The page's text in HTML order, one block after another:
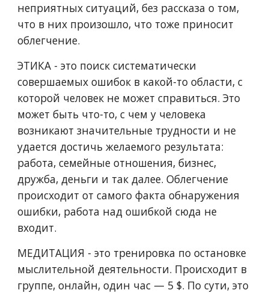
неприятных ситуаций, без рассказа о том,
что в них произошло, что тоже приносит
облегчение.
ЭТИКА - это поиск систематически
совершаемых ошибок в какой-то области, с
которой человек не может справиться. Это
может быть что-то, с чем у человека
возникают значительные трудности и не
удается достичь желаемого результата:
работа, семейные отношения, бизнес,
дружба, деньги и так далее. Облегчение
происходит от самого факта обнаружения
ошибки, работа над ошибкой сюда не
входит.
МЕДИТАЦИЯ - это тренировка по остановке
мыслительной деятельности. Происходит в
группе, онлайн, один час — 5 $. По сути, это